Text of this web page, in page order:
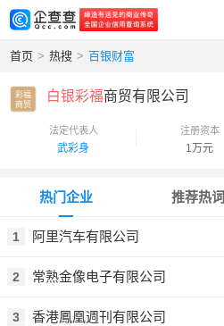
首页 > 热搜 > 百银财富
彩福
商贸
白银彩福商贸有限公司
法定代表人
武彩身
注册资本
1万元
热门企业
1 阿里汽车有限公司
2 常熟金像电子有限公司
3 香港鳳凰週刊有限公司
推荐热词